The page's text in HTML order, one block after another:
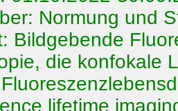
Normung und
Bildgebende
die konfokale
lifetime